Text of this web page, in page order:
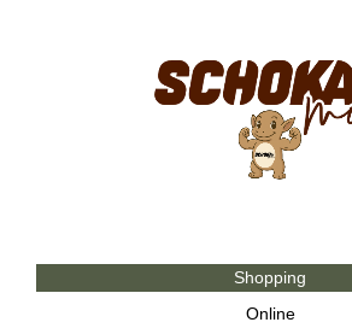
Shopping
Online